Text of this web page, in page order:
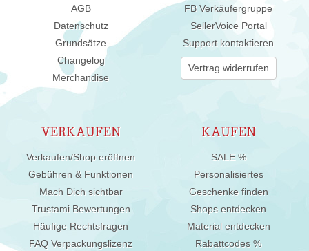
AGB
Datenschutz
Grundsätze
Changelog
Merchandise
FB Verkäufergruppe
SellerVoice Portal
Support kontaktieren
Vertrag widerrufen
VERKAUFEN
Verkaufen/Shop eröffnen
Gebühren & Funktionen
Mach Dich sichtbar
Trustami Bewertungen
Häufige Rechtsfragen
FAQ Verpackungslizenz
KAUFEN
SALE %
Personalisiertes
Geschenke finden
Shops entdecken
Material entdecken
Rabattcodes %